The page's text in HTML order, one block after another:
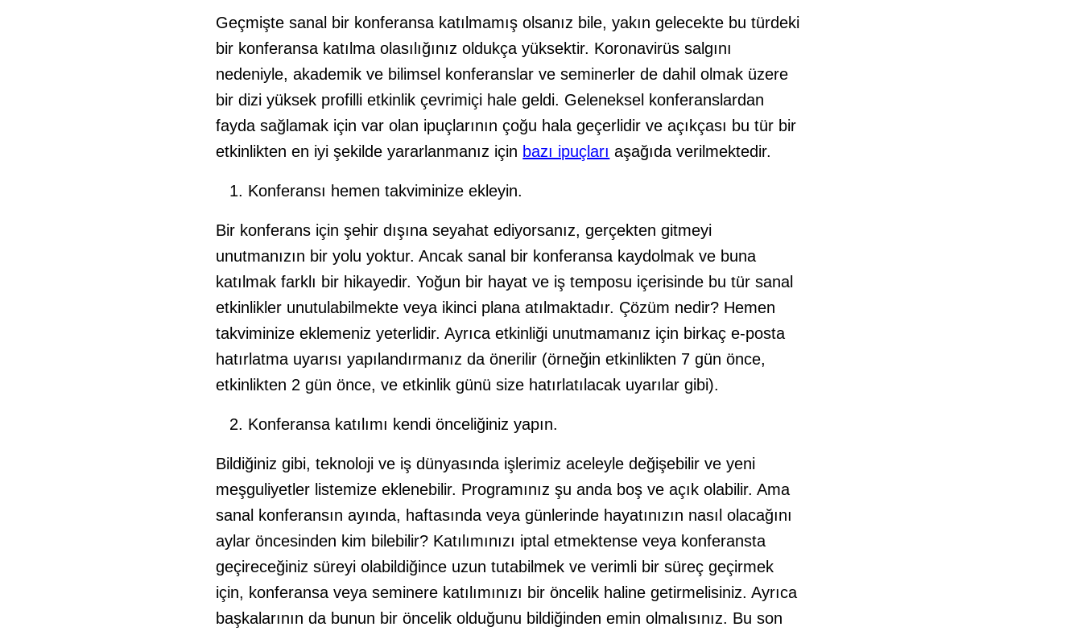
Geçmişte sanal bir konferansa katılmamış olsanız bile, yakın gelecekte bu türdeki
bir konferansa katılma olasılığınız oldukça yüksektir. Koronavirüs salgını
nedeniyle, akademik ve bilimsel konferanslar ve seminerler de dahil olmak üzere
bir dizi yüksek profilli etkinlik çevrimiçi hale geldi. Geleneksel konferanslardan
fayda sağlamak için var olan ipuçlarının çoğu hala geçerlidir ve açıkçası bu tür bir
etkinlikten en iyi şekilde yararlanmanız için bazı ipuçları aşağıda verilmektedir.
Konferansı hemen takviminize ekleyin.
Bir konferans için şehir dışına seyahat ediyorsanız, gerçekten gitmeyi
unutmanızın bir yolu yoktur. Ancak sanal bir konferansa kaydolmak ve buna
katılmak farklı bir hikayedir. Yoğun bir hayat ve iş temposu içerisinde bu tür sanal
etkinlikler unutulabilmekte veya ikinci plana atılmaktadır. Çözüm nedir? Hemen
takviminize eklemeniz yeterlidir. Ayrıca etkinliği unutmamanız için birkaç e-posta
hatırlatma uyarısı yapılandırmanız da önerilir (örneğin etkinlikten 7 gün önce,
etkinlikten 2 gün önce, ve etkinlik günü size hatırlatılacak uyarılar gibi).
Konferansa katılımı kendi önceliğiniz yapın.
Bildiğiniz gibi, teknoloji ve iş dünyasında işlerimiz aceleyle değişebilir ve yeni
meşguliyetler listemize eklenebilir. Programınız şu anda boş ve açık olabilir. Ama
sanal konferansın ayında, haftasında veya günlerinde hayatınızın nasıl olacağını
aylar öncesinden kim bilebilir? Katılımınızı iptal etmektense veya konferansta
geçireceğiniz süreyi olabildiğince uzun tutabilmek ve verimli bir süreç geçirmek
için, konferansa veya seminere katılımınızı bir öncelik haline getirmelisiniz. Ayrıca
başkalarının da bunun bir öncelik olduğunu bildiğinden emin olmalısınız. Bu son